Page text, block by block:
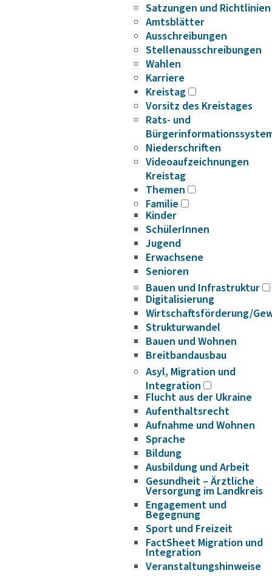
Satzungen und Richtlinien
Amtsblätter
Ausschreibungen
Stellenausschreibungen
Wahlen
Karriere
Kreistag
Vorsitz des Kreistages
Rats- und
Niederschriften
Videoaufzeichnungen
Kreistag
Themen
Familie
Kinder
SchülerInnen
Jugend
Erwachsene
Senioren
Bauen und Infrastruktur
Digitalisierung
Wirtschaftsförderung/
Strukturwandel
Bauen und Wohnen
Breitbandausbau
Asyl, Migration und
Integration
Flucht aus der Ukraine
Aufenthaltsrecht
Aufnahme und Wohnen
Sprache
Bildung
Ausbildung und Arbeit
Gesundheit – Ärztliche
Versorgung im Landkreis
Engagement und
Begegnung
Sport und Freizeit
FactSheet Migration und
Integration
Veranstaltungshinweise